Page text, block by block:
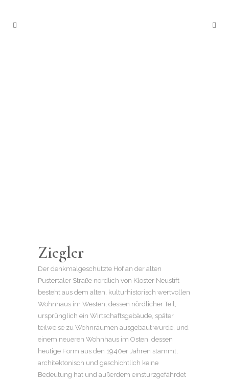
Ziegler
Der denkmalgeschützte Hof an der alten
Pustertaler Straße nördlich von Kloster Neustift
besteht aus dem alten, kulturhistorisch wertvollen
Wohnhaus im Westen, dessen nördlicher Teil,
ursprünglich ein Wirtschaftsgebäude, später
teilweise zu Wohnräumen ausgebaut wurde, und
einem neueren Wohnhaus im Osten, dessen
heutige Form aus den 1940er Jahren stammt,
architektonisch und geschichtlich keine
Bedeutung hat und außerdem einsturzgefährdet